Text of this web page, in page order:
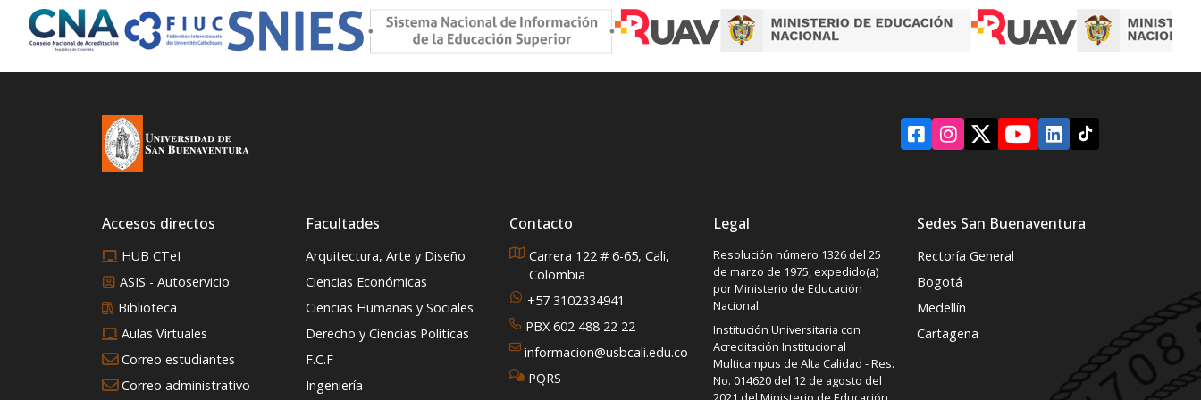
reciente gira por Europa del
Este. Del 26 de junio al 24 de
julio de 2026, la delegación
bonaventuriana compuesta
administrativo, llevó la
riqueza sonora y el folklore
de nuestro país a los
Herzegovina, Rumanía y
Serbia.
iniciativa que busca
fortalecer las capacidades de
las micro, pequeñas y
medianas empresas de la
resultados en competencias
nacionales e internacionales.
teorías de conspiración
sobre la sesión del poder en
el futbol, pero, ¿Qué
significó realmente este
Accesos directos
HUB CTeI
ASIS - Autoservicio
Biblioteca
Aulas Virtuales
Correo estudiantes
Correo administrativo
Facultades
Arquitectura, Arte y Diseño
Ciencias Económicas
Ciencias Humanas y Sociales
Derecho y Ciencias Políticas
F.C.F
Ingeniería
Contacto
Carrera 122 # 6-65, Cali,
Colombia
+57 3102334941
PBX 602 488 22 22
informacion@usbcali.edu.co
PQRS
Legal
Resolución número 1326 del 25
de marzo de 1975, expedido(a)
por Ministerio de Educación
Nacional.
Institución Universitaria con
Acreditación Institucional
Multicampus de Alta Calidad - Res.
No. 014620 del 12 de agosto del
Sedes San Buenaventura
Rectoría General
Bogotá
Medellín
Cartagena